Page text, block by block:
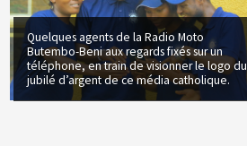
Quelques agents de la Radio Moto
Butembo-Beni aux regards fixés sur un
téléphone, en train de visionner le logo du
jubilé d’argent de ce média catholique.